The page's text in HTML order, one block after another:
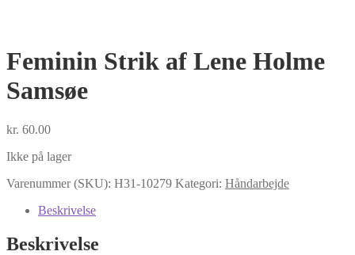
Feminin Strik af Lene Holme
Samsøe
kr. 60.00
Ikke på lager
Varenummer (SKU): H31-10279 Kategori: Håndarbejde
Beskrivelse
Beskrivelse